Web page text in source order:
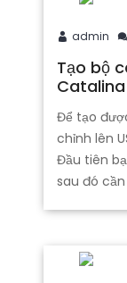
admin
Tạo bộ
Catalina
Để tạo
chỉnh lên
Đầu tiên
sau đó